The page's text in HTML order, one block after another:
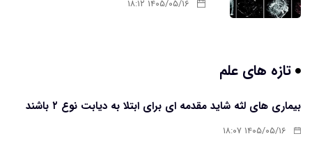
۱۴۰۵/۰۵/۱۶ ۱۸:۱۲
تازه های علم
بیماری های لثه شاید مقدمه ای برای ابتلا به دیابت نوع ۲ باشند
۱۴۰۵/۰۵/۱۶ ۱۸:۰۷